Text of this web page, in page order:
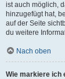
ist auch möglich,
hinzugefügt hat,
auf der Seite
du weitere
Nach oben
Wie markiere ich